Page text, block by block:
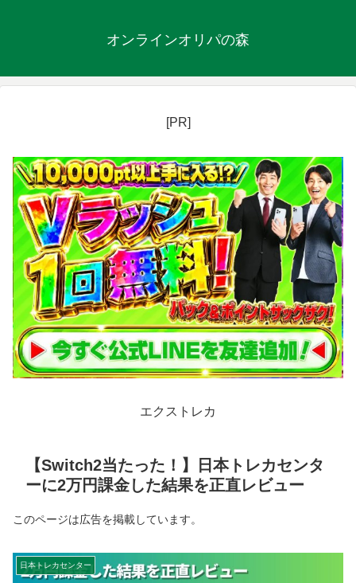
オンラインオリパの森
[PR]
エクストレカ
【Switch2当たった！】日本トレカセンタ
ーに2万円課金した結果を正直レビュー
このページは広告を掲載しています。
日本トレカセンター